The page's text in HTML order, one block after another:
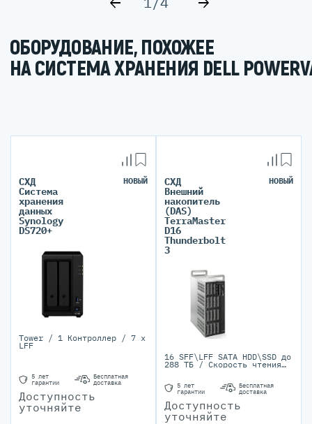
ОБОРУДОВАНИЕ, ПОХОЖЕЕ
НА СИСТЕМА ХРАНЕНИЯ DELL
СХД
Система
хранения
данных
Synology
DS720+
НОВЫЙ
Tower / 1 Контроллер / 7 x
LFF
5 лет
гарантии
Бесплатная
доставка
Доступность
уточняйте
СХД
Внешний
накопитель
(DAS)
TerraMaster
D16
Thunderbolt
3
НОВЫЙ
16 SFF\LFF SATA HDD\SSD до
288 ТБ / Cкорость чтения
до 2817 МБ/с в режиме RAID
5 лет
гарантии
Бесплатная
доставка
Доступность
уточняйте